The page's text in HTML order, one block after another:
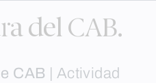
del CAB.
CAB Actividad